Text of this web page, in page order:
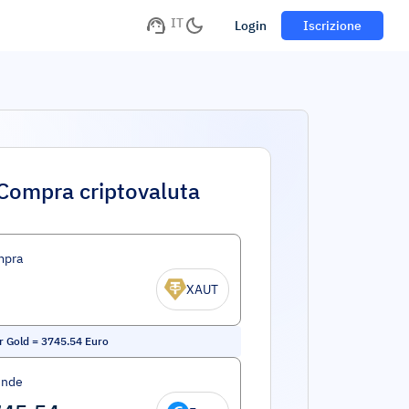
IT Login Iscrizione
criptovaluta
XAUT
Gold = 3745.54 Euro